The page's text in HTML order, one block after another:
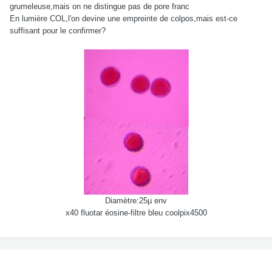
grumeleuse,mais on ne distingue pas de pore franc
En lumière COL,l'on devine une empreinte de colpos,mais est-ce
suffisant pour le confirmer?
Diamètre:25µ env
x40 fluotar éosine-filtre bleu coolpix4500